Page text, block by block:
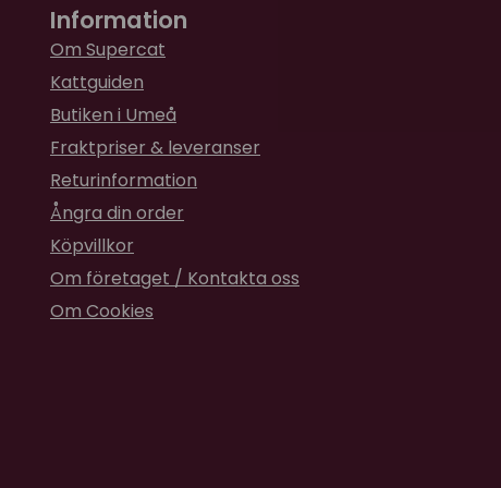
Information
Om Supercat
Kattguiden
Butiken i Umeå
Fraktpriser & leveranser
Returinformation
Ångra din order
Köpvillkor
Om företaget / Kontakta oss
Om Cookies